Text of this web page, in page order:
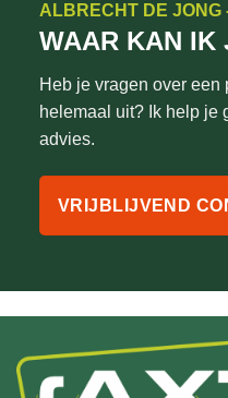
ALBRECHT DE JONG
WAAR KAN IK
Heb je vragen over een
helemaal uit? Ik help je
advies.
VRIJBLIJVEND